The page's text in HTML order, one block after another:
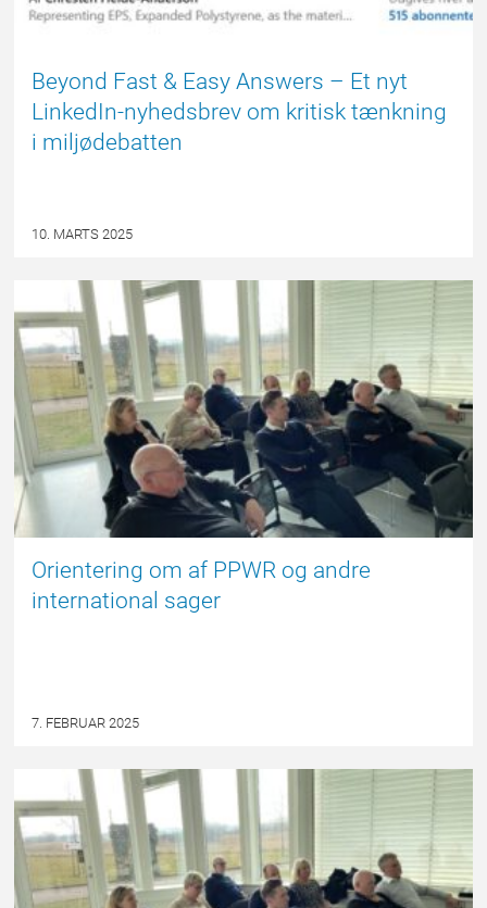
Beyond Fast & Easy Answers – Et nyt
LinkedIn-nyhedsbrev om kritisk tænkning
i miljødebatten
10. MARTS 2025
Orientering om af PPWR og andre
international sager
7. FEBRUAR 2025
FORSIDE
FORSIDE